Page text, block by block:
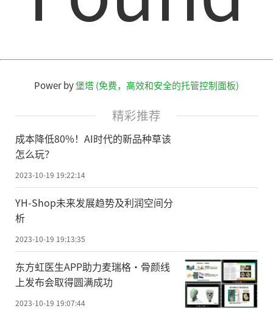
Power by堡塔 (免费，高效和安全的托管控制面板)
精彩推荐
成本降低80%！AI时代的新品种草该
怎么玩？
2023-10-19 19:22:14
YH-Shop未来发展趋势及利润空间分
析
2023-10-19 19:13:35
东方虹医生APP助力麦瑞格·骨颜线
上发布会取得圆满成功
2023-10-19 19:07:44